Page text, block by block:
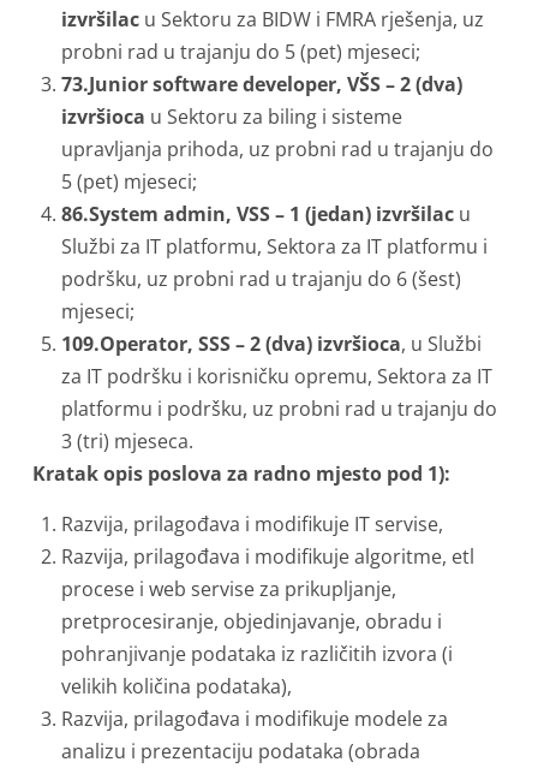
izvršilac u Sektoru za BIDW i FMRA rješenja, uz
probni rad u trajanju do 5 (pet) mjeseci;
73.Junior software developer, VŠS– 2(dva)
izvršioca u Sektoru za biling i sisteme
upravljanja prihoda, uz probni rad u trajanju do
5 (pet) mjeseci;
86.System admin, VSS – 1 (jedan) izvršilac u
Službi za IT platformu, Sektora za IT platformu i
podršku, uz probni rad u trajanju do 6 (šest)
mjeseci;
109.Operator, SSS – 2 (dva) izvršioca, u Službi
za IT podršku i korisničku opremu, Sektora za IT
platformu i podršku, uz probni rad u trajanju do
3 (tri) mjeseca.
Kratak opis poslova za radno mjesto pod 1):
Razvija, prilagođava i modifikuje IT servise,
Razvija, prilagođava i modifikuje algoritme, etl
procese i web servise za prikupljanje,
pretprocesiranje, objedinjavanje, obradu i
pohranjivanje podataka iz različitih izvora (i
velikih količina podataka),
Razvija, prilagođava i modifikuje modele za
analizu i prezentaciju podataka (obrada